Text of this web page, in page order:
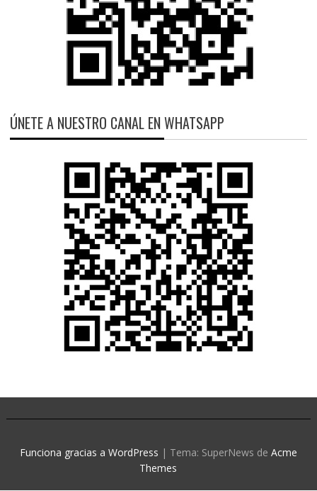
ÚNETE A NUESTRO CANAL EN WHATSAPP
Funciona gracias a WordPress | Tema: SuperNews de Acme
Themes